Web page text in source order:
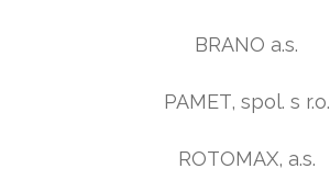
BRANO a.s.
PAMET, spol. s r.o.
ROTOMAX, a.s.